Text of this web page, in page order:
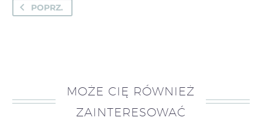
POPRZ.
MOŻE CIĘ RÓWNIEŻ
ZAINTERESOWAĆ